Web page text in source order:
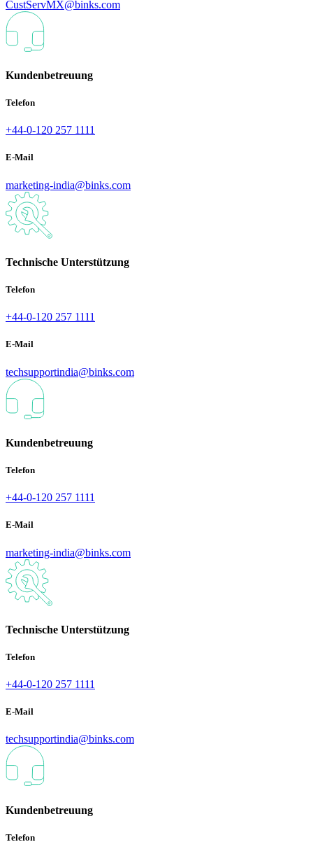
CustServMX@binks.com
Kundenbetreuung
Telefon
+44-0-120 257 1111
E-Mail
marketing-india@binks.com
Technische Unterstützung
Telefon
+44-0-120 257 1111
E-Mail
techsupportindia@binks.com
Kundenbetreuung
Telefon
+44-0-120 257 1111
E-Mail
marketing-india@binks.com
Technische Unterstützung
Telefon
+44-0-120 257 1111
E-Mail
techsupportindia@binks.com
Kundenbetreuung
Telefon